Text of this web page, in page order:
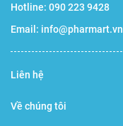
Hotline: 090 223 9428
Email: info@pharmart.vn
Liên hệ
Về chúng tôi